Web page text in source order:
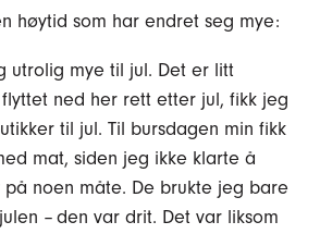
høytid som har endret seg mye:
utrolig mye til jul. Det er litt
ned her rett etter jul, fikk jeg
til jul. Til bursdagen min fikk
mat, siden jeg ikke klarte å
noen måte. De brukte jeg bare
– den var drit. Det var liksom